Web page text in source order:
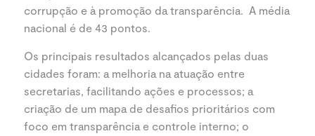
corrupção e à promoção da transparência. A média
nacional é de 43 pontos.
Os principais resultados alcançados pelas duas
cidades foram: a melhoria na atuação entre
secretarias, facilitando ações e processos; a
criação de um mapa de desafios prioritários com
foco em transparência e controle interno; o